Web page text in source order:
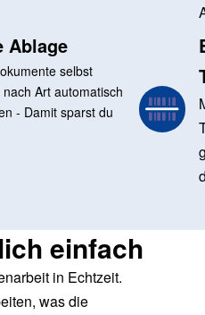
Ablage
selbst
Art automatisch
- Damit sparst du
einfach
in Echtzeit.
was die